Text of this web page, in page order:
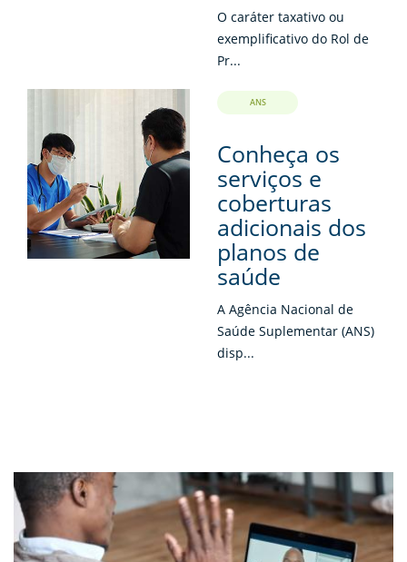
O caráter taxativo ou
exemplificativo do Rol de
Pr...
ANS
Conheça os
serviços e
coberturas
adicionais dos
planos de
saúde
A Agência Nacional de
Saúde Suplementar (ANS)
disp...